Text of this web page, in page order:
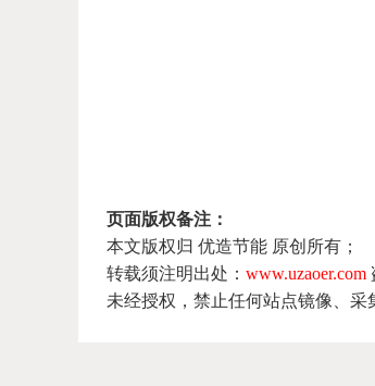
页面版权备注：
本文版权归 优造节能 原创所有；
转载须注明出处： www.uzaoer.com
未经授权，禁止任何站点镜像、采